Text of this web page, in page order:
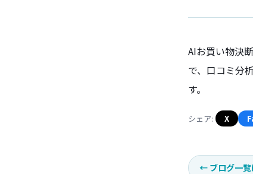
AIお買い物決
で、口コミ分
す。
シェア: X
← ブログ一